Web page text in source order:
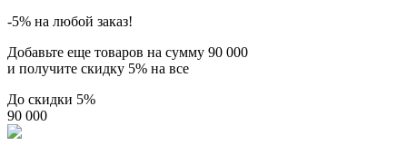
-5% на любой заказ!
Добавьте еще товаров на сумму 90 000
и получите скидку 5% на все
До скидки 5%
90 000